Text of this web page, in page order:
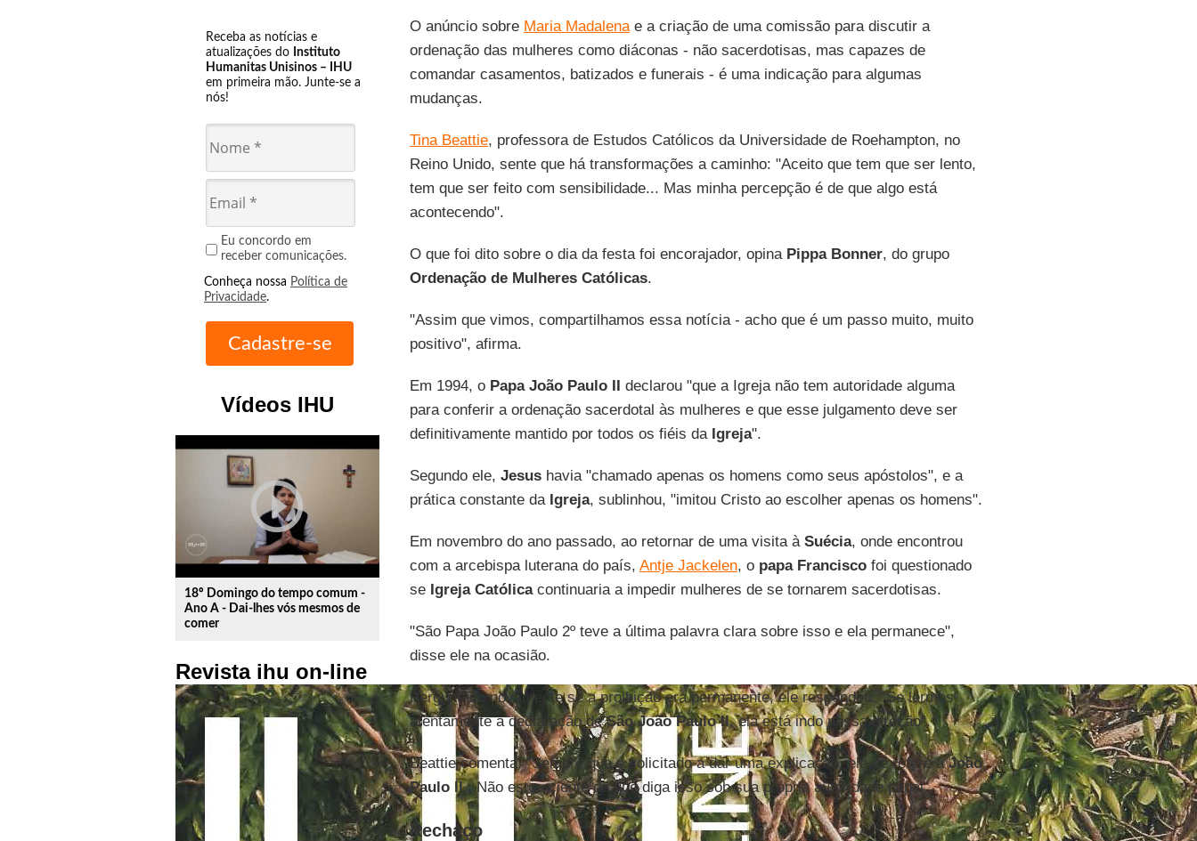
Receba as notícias e
atualizações do Instituto
Humanitas Unisinos – IHU
em primeira mão. Junte-se a
nós!
Eu concordo em
receber comunicações.
Conheça nossa Política de
Privacidade.
Vídeos IHU
play_circle_outline
18º Domingo do tempo comum -
Ano A - Dai-lhes vós mesmos de
comer
Revista ihu on-line
O anúncio sobre Maria Madalenae a criação de uma comissão para discutir a
ordenação das mulheres como diáconas - não sacerdotisas, mas capazes de
comandar casamentos, batizados e funerais - é uma indicação para algumas
mudanças.
Tina Beattie, professora de Estudos Católicos da Universidade de Roehampton, no
Reino Unido, sente que há transformações a caminho: "Aceito que tem que ser lento,
tem que ser feito com sensibilidade... Mas minha percepção é de que algo está
acontecendo".
O que foi dito sobre o dia da festa foi encorajador, opina Pippa Bonner, do grupo
Ordenação de Mulheres Católicas.
"Assim que vimos, compartilhamos essa notícia - acho que é um passo muito, muito
positivo", afirma.
Em 1994, o Papa João Paulo II declarou "que a Igreja não tem autoridade alguma
para conferir a ordenação sacerdotal às mulheres e que esse julgamento deve ser
definitivamente mantido por todos os fiéis da Igreja".
Segundo ele, Jesushavia "chamado apenas os homens como seus apóstolos", e a
prática constante da Igreja, sublinhou, "imitou Cristo ao escolher apenas os homens".
Em novembro do ano passado, ao retornar de uma visita à Suécia, onde encontrou
com a arcebispa luterana do país, Antje Jackelen, o papa Franciscofoi questionado
se Igreja Católicacontinuaria a impedir mulheres de se tornarem sacerdotisas.
"São Papa João Paulo 2º teve a última palavra clara sobre isso e ela permanece",
disse ele na ocasião.
Perguntado novamente se a proibição era permanente, ele respondeu: "Se lermos
atentamente a declaração deSão João Paulo II, ela está indo nessa direção".
Beattie comenta: "Sempre que é solicitado a dar uma explicação, ele se refere aJoão
Paulo II...Não estou ciente de que diga isso sob sua própria autoridade papal".
Rechaço